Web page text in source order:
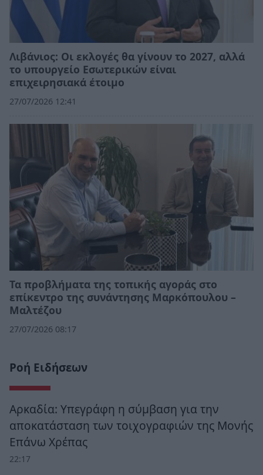
Λιβάνιος: Οι εκλογές θα γίνουν το 2027, αλλά
το υπουργείο Εσωτερικών είναι
επιχειρησιακά έτοιμο
27/07/2026 12:41
Τα προβλήματα της τοπικής αγοράς στο
επίκεντρο της συνάντησης Μαρκόπουλου –
Μαλτέζου
27/07/2026 08:17
Ροή Ειδήσεων
Αρκαδία: Υπεγράφη η σύμβαση για την
αποκατάσταση των τοιχογραφιών της Μονής
Επάνω Χρέπας
22:17